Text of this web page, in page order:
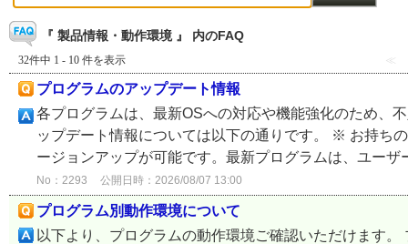
『 製品情報・動作環境 』 内のFAQ
32件中 1 - 10 件を表示 ≪
プログラムのアップデート情報
各プログラムは、最新OSへの対応や機能強化のため、
ップデート情報については以下の通りです。 ※ お持ち
ージョンアップが可能です。最新プログラムは、ユー
No：2293 公開日時：2026/08/07 13:00
プログラム別動作環境について
以下より、プログラムの動作環境ご確認いただけます